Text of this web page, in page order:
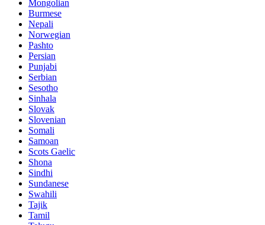
Mongolian
Burmese
Nepali
Norwegian
Pashto
Persian
Punjabi
Serbian
Sesotho
Sinhala
Slovak
Slovenian
Somali
Samoan
Scots Gaelic
Shona
Sindhi
Sundanese
Swahili
Tajik
Tamil